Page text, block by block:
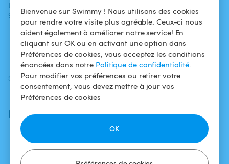
Bienvenue sur Swimmy ! Nous utilisons des cookies
pour rendre votre visite plus agréable. Ceux-ci nous
aident également à améliorer notre service! En
cliquant sur OK ou en activant une option dans
Préférences de cookies, vous acceptez les conditions
énoncées dans notre Politique de confidentialité.
Pour modifier vos préférences ou retirer votre
consentement, vous devez mettre à jour vos
Préférences de cookies
OK
L'aventure
Swimmy
Louer ma piscine
Comment ça
marche ?
confidentialité
Mentions légales
SUIVEZ-NOUS
Facebook
Instagram
TÉLÉCHARGEZ L'APP